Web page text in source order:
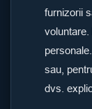
furnizorii
sau,
dvs.